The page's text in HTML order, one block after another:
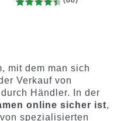
d auf
Kundenb
ewertung
en
mit dem man sich
Verkauf von
durch Händler. In der
online sicher ist,
spezialisierten